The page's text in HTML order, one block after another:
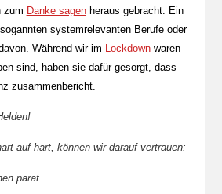
zum Danke sagenheraus gebracht. Ein
systemrelevanten Berufe oder
Während wir im Lockdownwaren
sind, haben sie dafür gesorgt, dass
zusammenbericht.
auf hart, können wir darauf vertrauen:
parat.